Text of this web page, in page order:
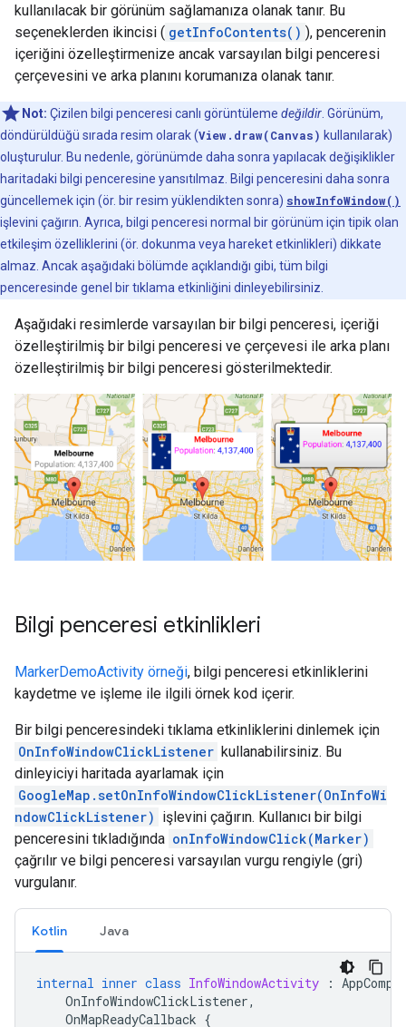
kullanılacak bir görünüm sağlamanıza olanak tanır. Bu
seçeneklerden ikincisi ( getInfoContents() ), pencerenin
içeriğini özelleştirmenize ancak varsayılan bilgi penceresi
çerçevesini ve arka planını korumanıza olanak tanır.
Not: Çizilen bilgi penceresi canlı görüntüleme değildir . Görünüm,
döndürüldüğü sırada resim olarak (View.draw(Canvas) kullanılarak)
oluşturulur. Bu nedenle, görünümde daha sonra yapılacak değişiklikler
haritadaki bilgi penceresine yansıtılmaz. Bilgi penceresini daha sonra
güncellemek için (ör. bir resim yüklendikten sonra) showInfoWindow()
işlevini çağırın. Ayrıca, bilgi penceresi normal bir görünüm için tipik olan
etkileşim özelliklerini (ör. dokunma veya hareket etkinlikleri) dikkate
almaz. Ancak aşağıdaki bölümde açıklandığı gibi, tüm bilgi
penceresinde genel bir tıklama etkinliğini dinleyebilirsiniz.
Aşağıdaki resimlerde varsayılan bir bilgi penceresi, içeriği
özelleştirilmiş bir bilgi penceresi ve çerçevesi ile arka planı
özelleştirilmiş bir bilgi penceresi gösterilmektedir.
Bilgi penceresi etkinlikleri
MarkerDemoActivity örneği, bilgi penceresi etkinliklerini
kaydetme ve işleme ile ilgili örnek kod içerir.
Bir bilgi penceresindeki tıklama etkinliklerini dinlemek için
OnInfoWindowClickListener kullanabilirsiniz. Bu
dinleyiciyi haritada ayarlamak için
GoogleMap.setOnInfoWindowClickListener(OnInfoWi
ndowClickListener) işlevini çağırın. Kullanıcı bir bilgi
penceresini tıkladığında onInfoWindowClick(Marker)
çağrılır ve bilgi penceresi varsayılan vurgu rengiyle (gri)
vurgulanır.
Kotlin Java
internal inner class InfoWindowActivity :
OnInfoWindowClickListener,
OnMapReadyCallback {